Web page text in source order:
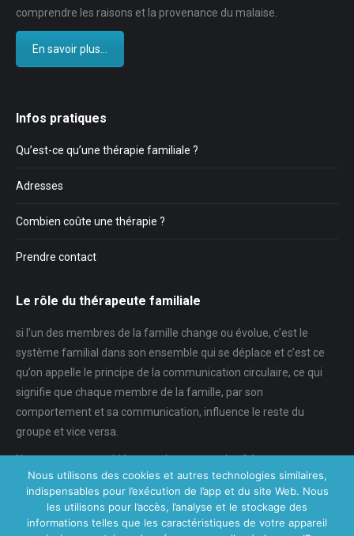
comprendre les raisons et la provenance du malaise.
En savoir plus...
Infos pratiques
Qu’est-ce qu’une thérapie familiale ?
Adresses
Combien coûte une thérapie ?
Prendre contact
Le rôle du thérapeute familiale
si l’un des membres de la famille change ou évolue, c’est le
système familial dans son ensemble qui se déplace et c’est ce
qu’on appelle le principe de la communication circulaire, ce qui
signifie que chaque membre de la famille, par son
comportement et sa communication, influence le reste du
groupe et vice versa.
Nous pouvons considérer que les parents, les frères et sœurs,
l’environnement sont importants dans le développement de
l’adolescent et son comportement …
Le thérapeute durant la thérapie familiale va avoir comme vertu
Nous utilisons des cookies et autres technologies similaires,
indispensables pour l’exécution de l’app et du site Web. Nous
les utilisons pour l’accès, l’analyse et le stockage des
informations telles que les caractéristiques de votre appareil